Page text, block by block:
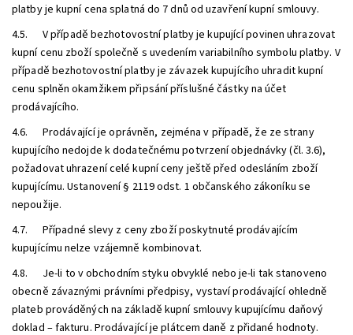
platby je kupní cena splatná do 7dnů od uzavření kupní smlouvy.
4.5. V případě bezhotovostní platby je kupující povinen uhrazovat
kupní cenu zboží společně s uvedením variabilního symbolu platby. V
případě bezhotovostní platby je závazek kupujícího uhradit kupní
cenu splněn okamžikem připsání příslušné částky na účet
prodávajícího.
4.6. Prodávající je oprávněn, zejména v případě, že ze strany
kupujícího nedojde k dodatečnému potvrzení objednávky (čl. 3.6),
požadovat uhrazení celé kupní ceny ještě před odesláním zboží
kupujícímu. Ustanovení § 2119 odst. 1 občanského zákoníku se
nepoužije.
4.7. Případné slevy z ceny zboží poskytnuté prodávajícím
kupujícímu nelze vzájemně kombinovat.
4.8. Je-li to v obchodním styku obvyklé nebo je-li tak stanoveno
obecně závaznými právními předpisy, vystaví prodávající ohledně
plateb prováděných na základě kupní smlouvy kupujícímu daňový
doklad – fakturu. Prodávajícíje plátcem daně z přidané hodnoty.